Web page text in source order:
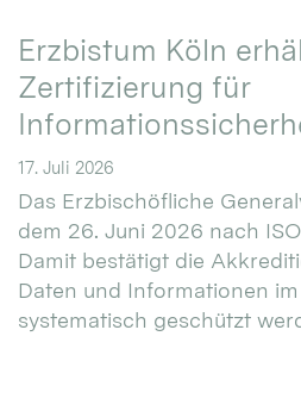
Erzbistum Köln
Zertifizierung für
17. Juli 2026
Das Erzbischöfliche
dem 26. Juni 2026 nach
Damit bestätigt die
Daten und Informationen
systematisch geschützt